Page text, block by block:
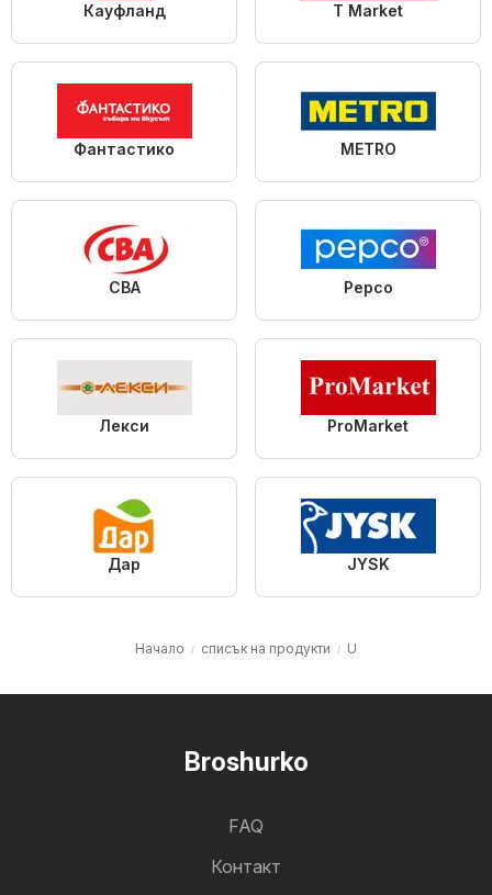
Кауфланд T Market
Фантастико METRO
CBA Pepco
Лекси ProMarket
Дар JYSK
Начало списък на продукти U
Broshurko
FAQ
Контакт